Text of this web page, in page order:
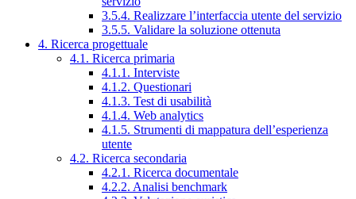
3.5.4. Realizzare l’interfaccia utente del servizio
3.5.5. Validare la soluzione ottenuta
4. Ricerca progettuale
4.1. Ricerca primaria
4.1.1. Interviste
4.1.2. Questionari
4.1.3. Test di usabilità
4.1.4. Web analytics
4.1.5. Strumenti di mappatura dell’esperienza
utente
4.2. Ricerca secondaria
4.2.1. Ricerca documentale
4.2.2. Analisi benchmark